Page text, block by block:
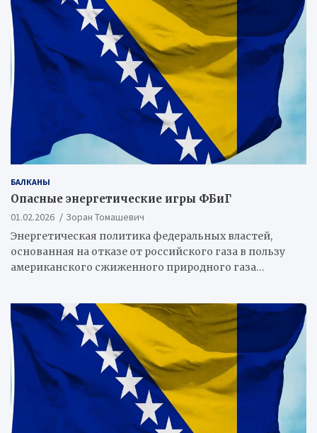
БАЛКАНЫ
Опасные энергетические игры ФБиГ
01.02.2026
Зоран Томашевич
Энергетическая политика федеральных властей,
основанная на отказе от российского газа в пользу
американского сжиженного природного газа…